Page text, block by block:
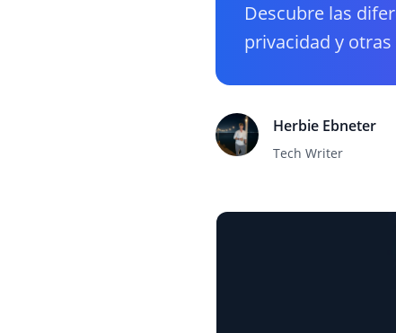
Descubre las
privacidad y
Herbie Ebneter
Tech Writer